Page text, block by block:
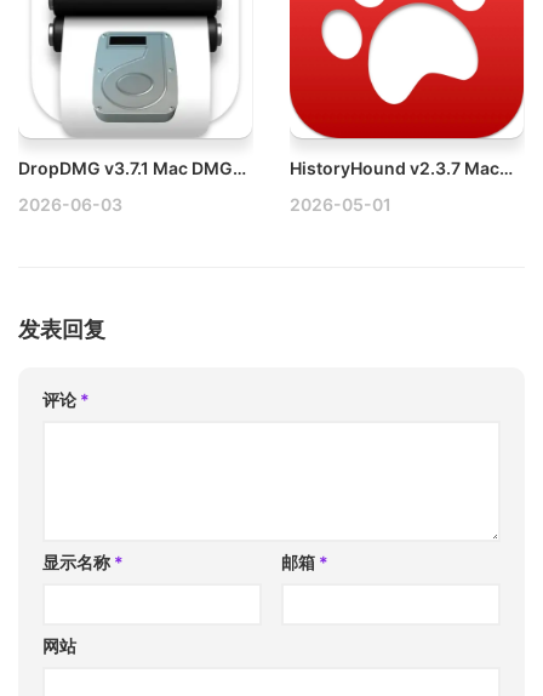
DropDMG v3.7.1 Mac DMG文件打包工具破解版
2026-06-03
HistoryHound v2.3.7 Mac网页浏览记录搜索工具
2026-05-01
发表回复
评论 *
显示名称 * 邮箱 *
网站